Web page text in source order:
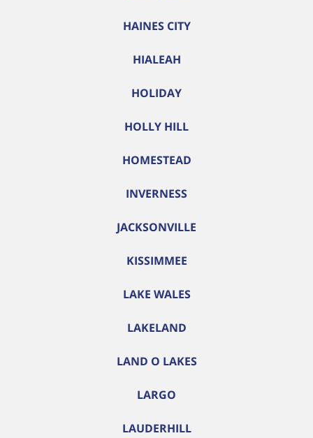
HAINES CITY
HIALEAH
HOLIDAY
HOLLY HILL
HOMESTEAD
INVERNESS
JACKSONVILLE
KISSIMMEE
LAKE WALES
LAKELAND
LAND O LAKES
LARGO
LAUDERHILL